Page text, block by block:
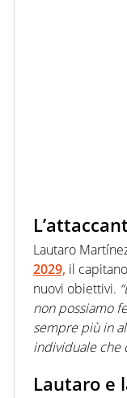
Lautaro
2029, il
nuovi obiettivi.
non possiamo
sempre più in
individuale che
Lautaro e